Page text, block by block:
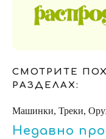
СМОТРИТЕ
РАЗДЕЛАХ:
Машинки, Треки,
Недавно